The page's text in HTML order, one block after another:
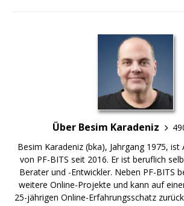
Über Besim Karadeniz
Besim Karadeniz (bka), Jahrgang 1975,
von PF-BITS seit 2016. Er ist beruflich
Berater und -Entwickler. Neben PF-BITS
weitere Online-Projekte und kann auf
25-jährigen Online-Erfahrungsschatz